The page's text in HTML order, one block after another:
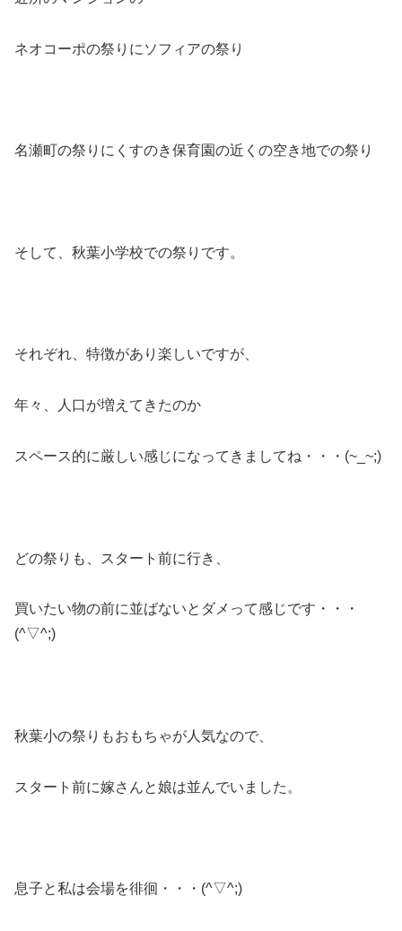
ネオコーポの祭りにソフィアの祭り
名瀬町の祭りにくすのき保育園の近くの空き地での祭り
そして、秋葉小学校での祭りです。
それぞれ、特徴があり楽しいですが、
年々、人口が増えてきたのか
スペース的に厳しい感じになってきましてね・・・(~_~;)
どの祭りも、スタート前に行き、
買いたい物の前に並ばないとダメって感じです・・・
(^▽^;)
秋葉小の祭りもおもちゃが人気なので、
スタート前に嫁さんと娘は並んでいました。
息子と私は会場を徘徊・・・(^▽^;)